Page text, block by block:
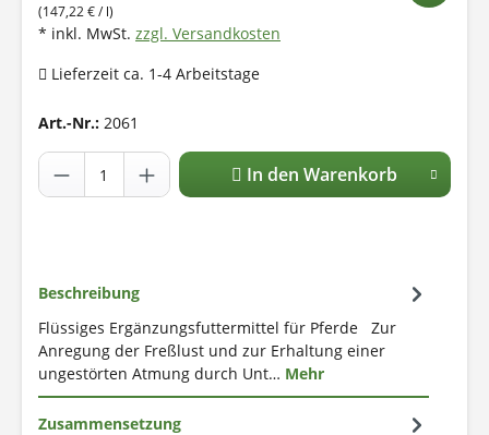
(147,22 € / l)
* inkl. MwSt. zzgl. Versandkosten
Lieferzeit ca. 1-4 Arbeitstage
Art.-Nr.: 2061
In den Warenkorb
Beschreibung
Flüssiges Ergänzungsfuttermittel für Pferde Zur
Anregung der Freßlust und zur Erhaltung einer
ungestörten Atmung durch Unt… Mehr
Zusammensetzung